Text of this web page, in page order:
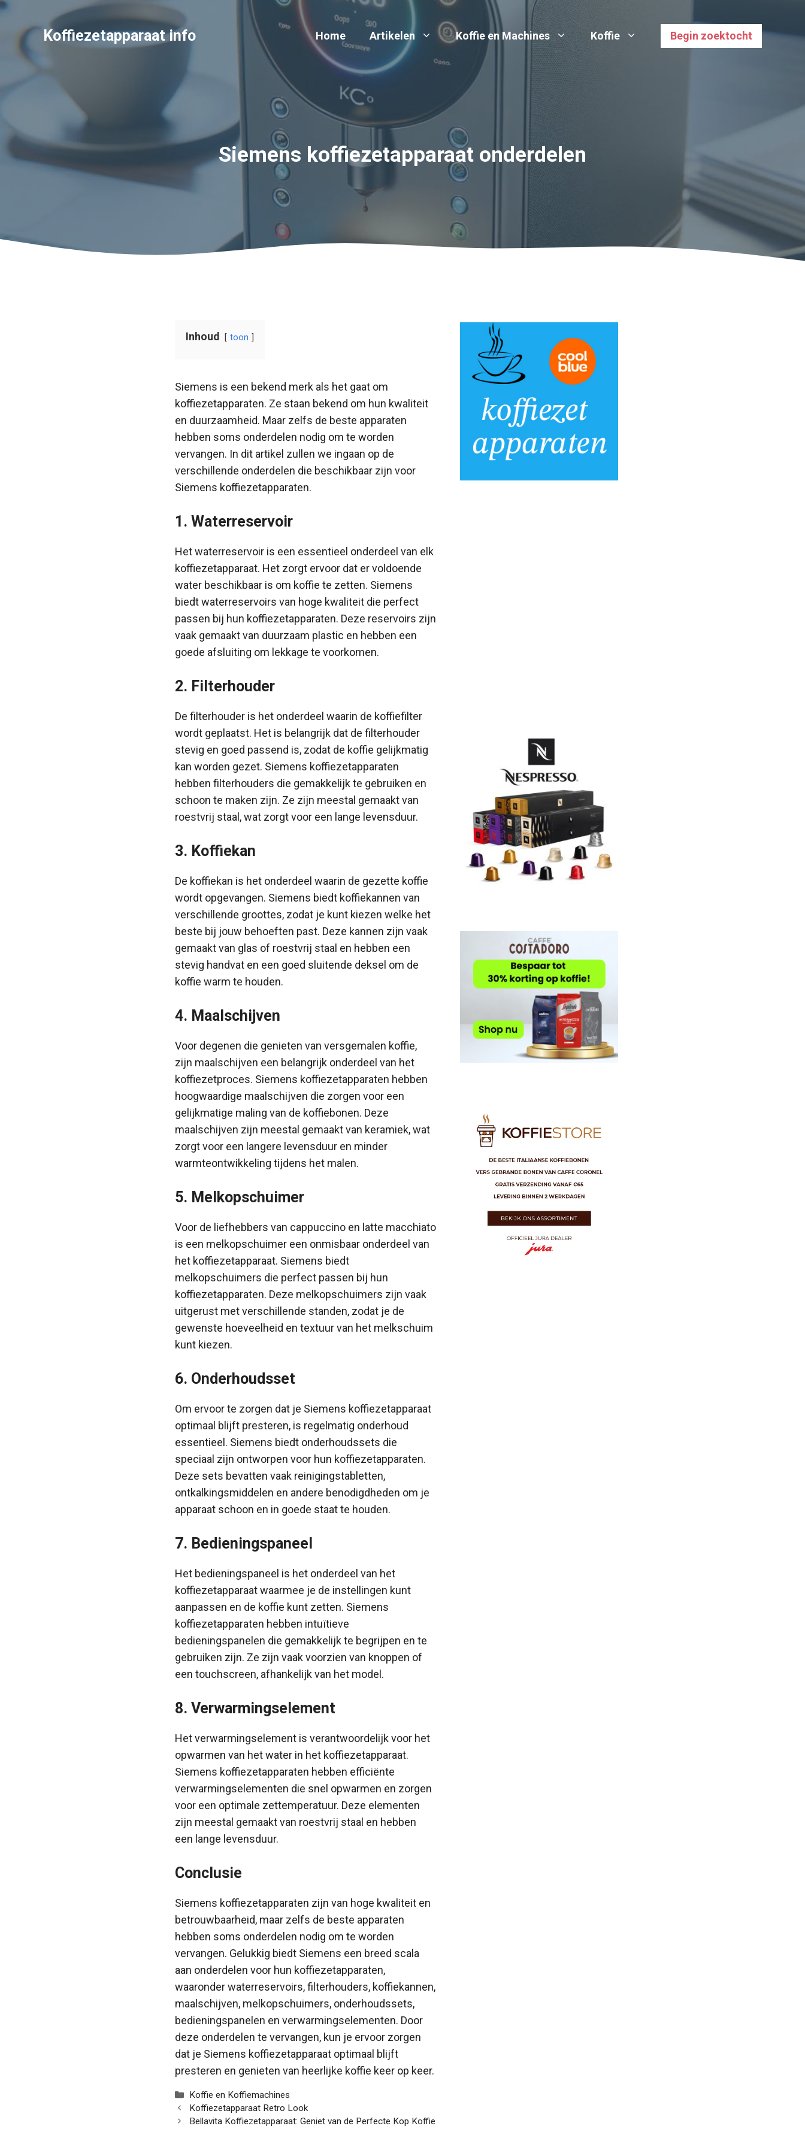
Ga
inhoud
Koffiezetapparaat info Home Artikelen Koffie en Machines Koffie Begin zoektocht
Siemens koffiezetapparaat onderdelen
Inhoud toon
Siemens is een bekend merk als het gaat om
koffiezetapparaten. Ze staan bekend om hun kwaliteit
en duurzaamheid. Maar zelfs de beste apparaten
hebben soms onderdelen nodig om te worden
vervangen. In dit artikel zullen we ingaan op de
verschillende onderdelen die beschikbaar zijn voor
Siemens koffiezetapparaten.
1. Waterreservoir
Het waterreservoir is een essentieel onderdeel van elk
koffiezetapparaat. Het zorgt ervoor dat er voldoende
water beschikbaar is om koffie te zetten. Siemens
biedt waterreservoirs van hoge kwaliteit die perfect
passen bij hun koffiezetapparaten. Deze reservoirs zijn
vaak gemaakt van duurzaam plastic en hebben een
goede afsluiting om lekkage te voorkomen.
2. Filterhouder
De filterhouder is het onderdeel waarin de koffiefilter
wordt geplaatst. Het is belangrijk dat de filterhouder
stevig en goed passend is, zodat de koffie gelijkmatig
kan worden gezet. Siemens koffiezetapparaten
hebben filterhouders die gemakkelijk te gebruiken en
schoon te maken zijn. Ze zijn meestal gemaakt van
roestvrij staal, wat zorgt voor een lange levensduur.
3. Koffiekan
De koffiekan is het onderdeel waarin de gezette koffie
wordt opgevangen. Siemens biedt koffiekannen van
verschillende groottes, zodat je kunt kiezen welke het
beste bij jouw behoeften past. Deze kannen zijn vaak
gemaakt van glas of roestvrij staal en hebben een
stevig handvat en een goed sluitende deksel om de
koffie warm te houden.
4. Maalschijven
Voor degenen die genieten van versgemalen koffie,
zijn maalschijven een belangrijk onderdeel van het
koffiezetproces. Siemens koffiezetapparaten hebben
hoogwaardige maalschijven die zorgen voor een
gelijkmatige maling van de koffiebonen. Deze
maalschijven zijn meestal gemaakt van keramiek, wat
zorgt voor een langere levensduur en minder
warmteontwikkeling tijdens het malen.
5. Melkopschuimer
Voor de liefhebbers van cappuccino en latte macchiato
is een melkopschuimer een onmisbaar onderdeel van
het koffiezetapparaat. Siemens biedt
melkopschuimers die perfect passen bij hun
koffiezetapparaten. Deze melkopschuimers zijn vaak
uitgerust met verschillende standen, zodat je de
gewenste hoeveelheid en textuur van het melkschuim
kunt kiezen.
6. Onderhoudsset
Om ervoor te zorgen dat je Siemens koffiezetapparaat
optimaal blijft presteren, is regelmatig onderhoud
essentieel. Siemens biedt onderhoudssets die
speciaal zijn ontworpen voor hun koffiezetapparaten.
Deze sets bevatten vaak reinigingstabletten,
ontkalkingsmiddelen en andere benodigdheden om je
apparaat schoon en in goede staat te houden.
7. Bedieningspaneel
Het bedieningspaneel is het onderdeel van het
koffiezetapparaat waarmee je de instellingen kunt
aanpassen en de koffie kunt zetten. Siemens
koffiezetapparaten hebben intuïtieve
bedieningspanelen die gemakkelijk te begrijpen en te
gebruiken zijn. Ze zijn vaak voorzien van knoppen of
een touchscreen, afhankelijk van het model.
8. Verwarmingselement
Het verwarmingselement is verantwoordelijk voor het
opwarmen van het water in het koffiezetapparaat.
Siemens koffiezetapparaten hebben efficiënte
verwarmingselementen die snel opwarmen en zorgen
voor een optimale zettemperatuur. Deze elementen
zijn meestal gemaakt van roestvrij staal en hebben
een lange levensduur.
Conclusie
Siemens koffiezetapparaten zijn van hoge kwaliteit en
betrouwbaarheid, maar zelfs de beste apparaten
hebben soms onderdelen nodig om te worden
vervangen. Gelukkig biedt Siemens een breed scala
aan onderdelen voor hun koffiezetapparaten,
waaronder waterreservoirs, filterhouders, koffiekannen,
maalschijven, melkopschuimers, onderhoudssets,
bedieningspanelen en verwarmingselementen. Door
deze onderdelen te vervangen, kun je ervoor zorgen
dat je Siemens koffiezetapparaat optimaal blijft
presteren en genieten van heerlijke koffie keer op keer.
Categorieën
Koffie en Koffiemachines
Koffiezetapparaat Retro Look
Bellavita Koffiezetapparaat: Geniet van de Perfecte Kop Koffie